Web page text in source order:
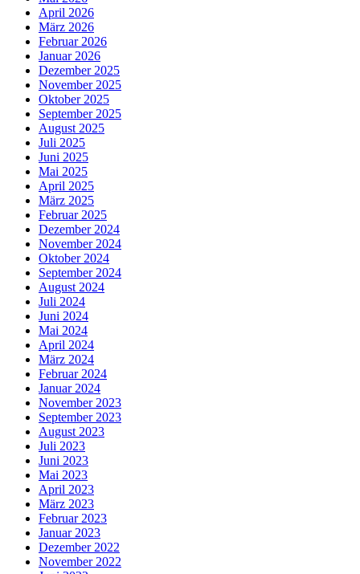
April 2026
März 2026
Februar 2026
Januar 2026
Dezember 2025
November 2025
Oktober 2025
September 2025
August 2025
Juli 2025
Juni 2025
Mai 2025
April 2025
März 2025
Februar 2025
Dezember 2024
November 2024
Oktober 2024
September 2024
August 2024
Juli 2024
Juni 2024
Mai 2024
April 2024
März 2024
Februar 2024
Januar 2024
November 2023
September 2023
August 2023
Juli 2023
Juni 2023
Mai 2023
April 2023
März 2023
Februar 2023
Januar 2023
Dezember 2022
November 2022